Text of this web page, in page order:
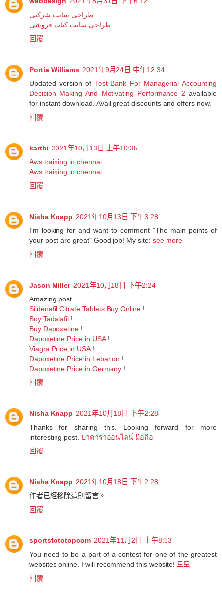
طراحی سایت شرکتی
طراحی سایت کتاب فروشی
回覆
Portia Williams 2021年9月24日 中午12:34
Updated version of Test Bank For Managerial Accounting
Decision Making And Motivating Performance 2 available
for instant download. Avail great discounts and offers now.
回覆
karthi 2021年10月13日 上午10:35
Aws training in chennai
Aws training in chennai
回覆
Nisha Knapp 2021年10月13日 下午3:28
I'm looking for and want to comment "The main points of
your post are great" Good job! My site: see more
回覆
Jason Miller 2021年10月18日 下午2:24
Amazing post
Sildenafil Citrate Tablets Buy Online !
Buy Tadalafil !
Buy Dapoxetine !
Dapoxetine Price in USA!
Viagra Price in USA!
Dapoxetine Price in Lebanon !
Dapoxetine Price in Germany !
回覆
Nisha Knapp 2021年10月18日 下午2:28
Thanks for sharing this. Looking forward for more
interesting post. บาคาร่าออนไลน์ มือถือ
回覆
Nisha Knapp 2021年10月18日 下午2:28
作者已經移除這則留言。
回覆
sportstototopcom 2021年11月2日 上午8:33
You need to be a part of a contest for one of the greatest
websites online. I will recommend this website! 토토
回覆